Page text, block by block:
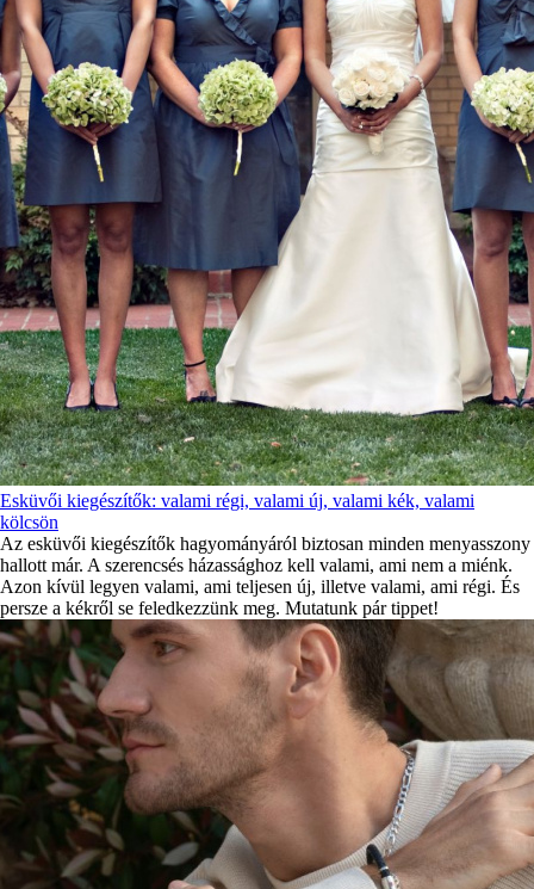
Esküvői kiegészítők: valami régi, valami új, valami kék, valami
kölcsön
Az esküvői kiegészítők hagyományáról biztosan minden menyasszony
hallott már. A szerencsés házassághoz kell valami, ami nem a miénk.
Azon kívül legyen valami, ami teljesen új, illetve valami, ami régi. És
persze a kékről se feledkezzünk meg. Mutatunk pár tippet!